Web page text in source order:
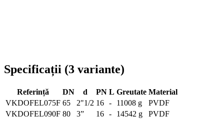
Specificații (3 variante)
Referință DN d PN L Greutate Material
VKDOFEL075F 65 2"1/2 16 - 11008 g
PVDF
VKDOFEL090F 80 3” 16 - 14542 g
PVDF